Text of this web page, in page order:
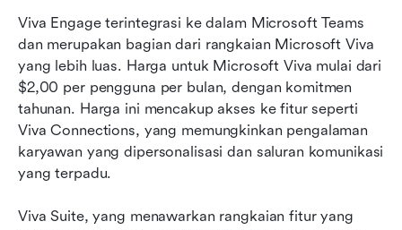
Viva Engage terintegrasi ke dalam Microsoft Teams
dan merupakan bagian dari rangkaian Microsoft Viva
yang lebih luas. Harga untuk Microsoft Viva mulai dari
$2,00 per pengguna per bulan, dengan komitmen
tahunan. Harga ini mencakup akses ke fitur seperti
Viva Connections, yang memungkinkan pengalaman
karyawan yang dipersonalisasi dan saluran komunikasi
yang terpadu.
Viva Suite, yang menawarkan rangkaian fitur yang